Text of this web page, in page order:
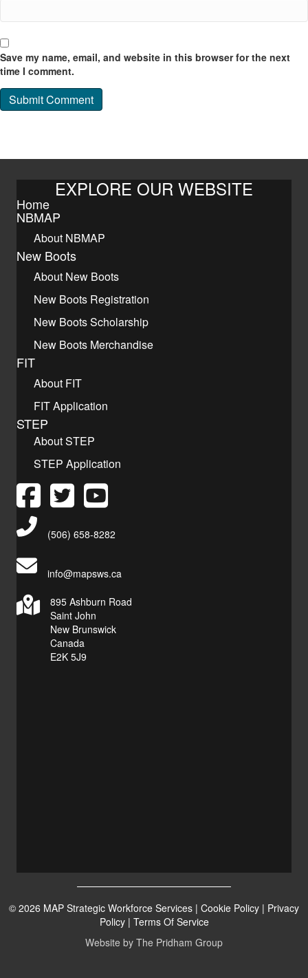
Save my name, email, and website in this browser for the next
time I comment.
EXPLORE OUR WEBSITE
Home
NBMAP
About NBMAP
New Boots
About New Boots
New Boots Registration
New Boots Scholarship
New Boots Merchandise
FIT
About FIT
FIT Application
STEP
About STEP
STEP Application
Main Telephone Number
(506) 658-8282
info@mapsws.ca
895 Ashburn Road
Saint John
New Brunswick
Canada
E2K 5J9
© 2026 MAP Strategic Workforce Services | Cookie Policy | Privacy
Policy| Terms Of Service
Website by The Pridham Group